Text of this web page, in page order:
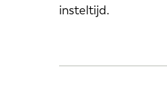
insteltijd.